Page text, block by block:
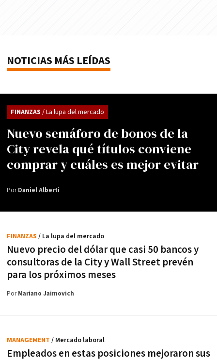
NOTICIAS MÁS LEÍDAS
Nuevo semáforo de bonos de la
City revela qué títulos conviene
comprar y cuáles es mejor evitar
FINANZAS / La lupa del mercado
PorDaniel Alberti
Nuevo precio del dólar que casi 50 bancos y
consultoras de la City y Wall Street prevén
para los próximos meses
FINANZAS / La lupa del mercado
PorMariano Jaimovich
Empleados en estas posiciones mejoraron sus
MANAGEMENT / Mercado laboral